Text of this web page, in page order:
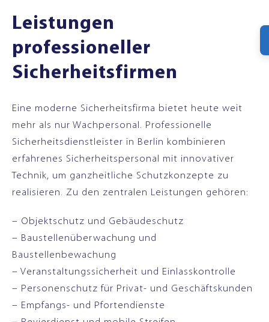
Leistungen
professioneller
Sicherheitsfirmen
Eine moderne Sicherheitsfirma bietet heute weit
mehr als nur Wachpersonal. Professionelle
Sicherheitsdienstleister in Berlin kombinieren
erfahrenes Sicherheitspersonal mit innovativer
Technik, um ganzheitliche Schutzkonzepte zu
realisieren. Zu den zentralen Leistungen gehören:
– Objektschutz und Gebäudeschutz
– Baustellenüberwachung und
Baustellenbewachung
– Veranstaltungssicherheit und Einlasskontrolle
– Personenschutz für Privat- und Geschäftskunden
– Empfangs- und Pfortendienste